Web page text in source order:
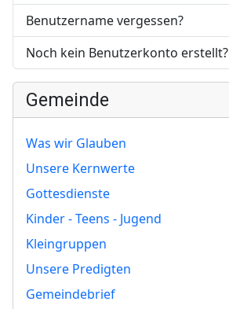
Benutzername vergessen?
Noch kein Benutzerkonto erstellt?
Gemeinde
Was wir Glauben
Unsere Kernwerte
Gottesdienste
Kinder - Teens - Jugend
Kleingruppen
Unsere Predigten
Gemeindebrief